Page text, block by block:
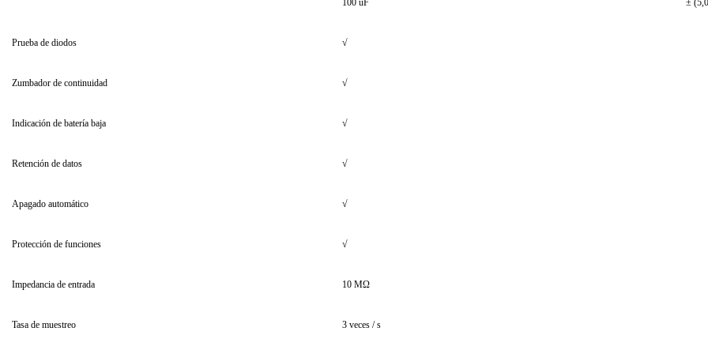
100 uF ±
Prueba de diodos √
Zumbador de continuidad √
Indicación de batería baja √
Retención de datos √
Apagado automático √
Protección de funciones √
Impedancia de entrada 10 MΩ
Tasa de muestreo 3 veces / s